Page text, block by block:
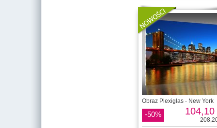
Obraz Plexiglas - New York
-50% 104,10